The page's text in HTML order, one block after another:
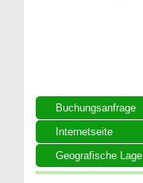
Buchungsanfrage
Internetseite
Geografische Lage